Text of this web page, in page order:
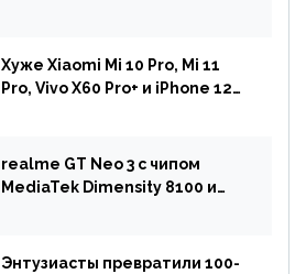
Хуже Xiaomi Mi 10 Pro, Mi 11
Pro, Vivo X60 Pro+ и iPhone 12
OnePlus 10 Pro
realme GT Neo 3 с чипом
MediaTek Dimensity 8100 и
Энтузиасты превратили 100-